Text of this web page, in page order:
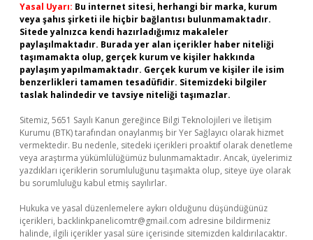
Yasal Uyarı: Bu internet sitesi, herhangi bir marka, kurum
veya şahıs şirketi ile hiçbir bağlantısı bulunmamaktadır.
Sitede yalnızca kendi hazırladığımız makaleler
paylaşılmaktadır. Burada yer alan içerikler haber niteliği
taşımamakta olup, gerçek kurum ve kişiler hakkında
paylaşım yapılmamaktadır. Gerçek kurum ve kişiler ile isim
benzerlikleri tamamen tesadüfidir. Sitemizdeki bilgiler
taslak halindedir ve tavsiye niteliği taşımazlar.
Sitemiz, 5651 Sayılı Kanun gereğince Bilgi Teknolojileri ve İletişim
Kurumu (BTK) tarafından onaylanmış bir Yer Sağlayıcı olarak hizmet
vermektedir. Bu nedenle, sitedeki içerikleri proaktif olarak denetleme
veya araştırma yükümlülüğümüz bulunmamaktadır. Ancak, üyelerimiz
yazdıkları içeriklerin sorumluluğunu taşımakta olup, siteye üye olarak
bu sorumluluğu kabul etmiş sayılırlar.
Hukuka ve yasal düzenlemelere aykırı olduğunu düşündüğünüz
içerikleri, backlinkpanelicomtr@gmail.com adresine bildirmeniz
halinde, ilgili içerikler yasal süre içerisinde sitemizden kaldırılacaktır.